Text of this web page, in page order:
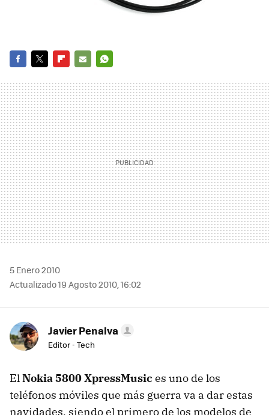
MAIL
5 Enero 2010
Actualizado 19 Agosto 2010, 16:02
Javier Penalva
Editor - Tech
ElNokia 5800 XpressMusic es uno de los
teléfonos móviles que más guerra va a dar estas
navidades, siendo el primero de los modelos de